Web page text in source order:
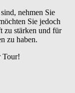
nehmen Sie
Sie jedoch
zu stärken und für
zu haben.
Tour!